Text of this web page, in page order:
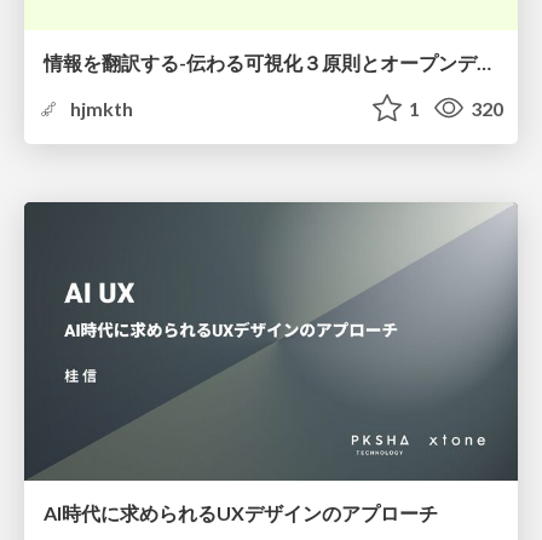
情報を翻訳する-伝わる可視化３原則とオープンデータ活用-
hjmkth
1 320
AI時代に求められるUXデザインのアプローチ